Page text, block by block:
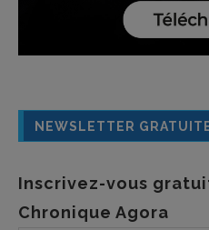
NEWSLETTER
Inscrivez-vous
Chronique Agora